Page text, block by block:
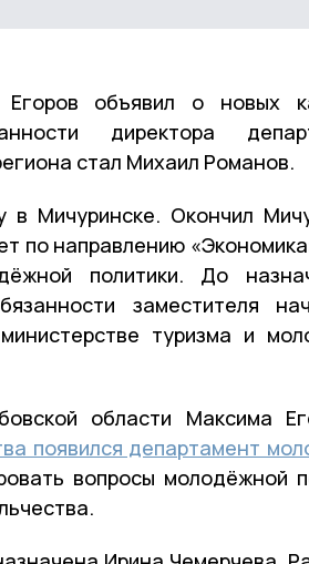
объявил о новых
директора
стал Михаил Романов.
Мичуринске. Окончил
по направлению
политики. До
заместителя
туризма и
области Максима
появился департамент
вопросы молодёжной